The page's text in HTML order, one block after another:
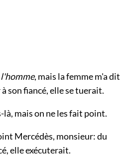
l'homme, mais la femme m'a dit
son fiancé, elle se tuerait.
mais on ne les fait point.
Mercédès, monsieur: du
elle exécuterait.